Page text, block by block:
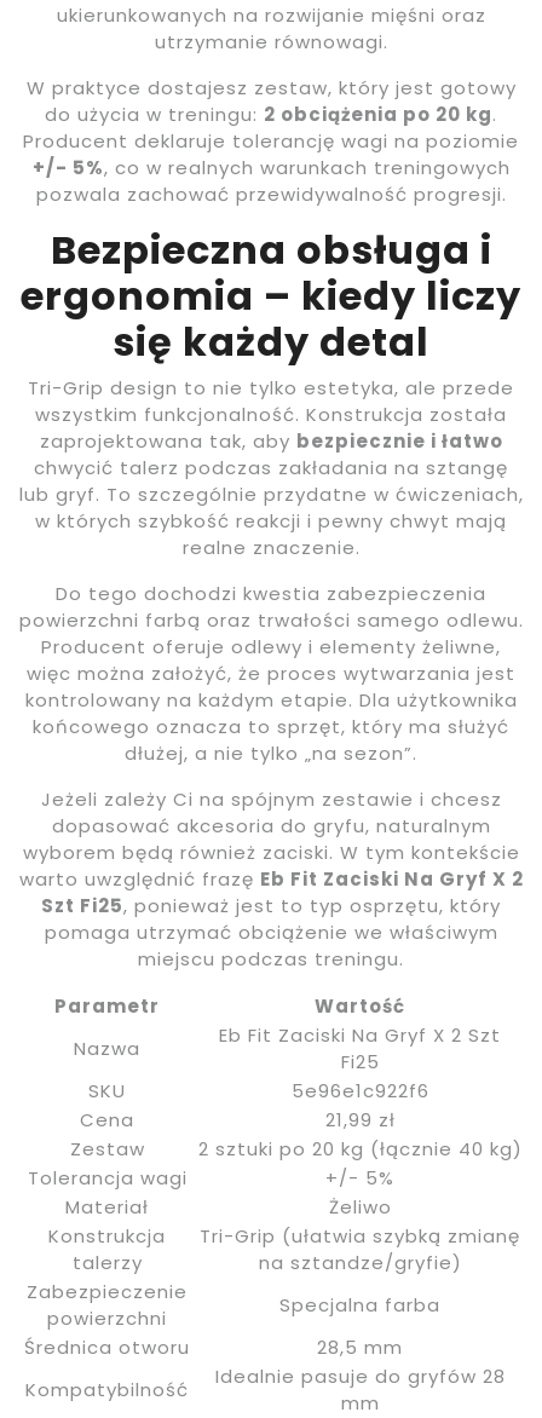
ukierunkowanych na rozwijanie mięśni oraz
utrzymanie równowagi.
W praktyce dostajesz zestaw, który jest gotowy
do użycia w treningu: 2 obciążenia po 20 kg.
Producent deklaruje tolerancję wagi na poziomie
+/- 5%, co w realnych warunkach treningowych
pozwala zachować przewidywalność progresji.
Bezpieczna obsługa i
ergonomia – kiedy liczy
się każdy detal
Tri-Grip design to nie tylko estetyka, ale przede
wszystkim funkcjonalność. Konstrukcja została
zaprojektowana tak, aby bezpiecznie i łatwo
chwycić talerz podczas zakładania na sztangę
lub gryf. To szczególnie przydatne w ćwiczeniach,
w których szybkość reakcji i pewny chwyt mają
realne znaczenie.
Do tego dochodzi kwestia zabezpieczenia
powierzchni farbą oraz trwałości samego odlewu.
Producent oferuje odlewy i elementy żeliwne,
więc można założyć, że proces wytwarzania jest
kontrolowany na każdym etapie. Dla użytkownika
końcowego oznacza to sprzęt, który ma służyć
dłużej, a nie tylko „na sezon”.
Jeżeli zależy Ci na spójnym zestawie i chcesz
dopasować akcesoria do gryfu, naturalnym
wyborem będą również zaciski. W tym kontekście
warto uwzględnić frazę Eb Fit Zaciski Na Gryf X 2
Szt Fi25, ponieważ jest to typ osprzętu, który
pomaga utrzymać obciążenie we właściwym
miejscu podczas treningu.
Parametr
Wartość
Nazwa
Eb Fit Zaciski Na Gryf X 2 Szt
Fi25
SKU
5e96e1c922f6
Cena
21,99 zł
Zestaw
2 sztuki po 20 kg (łącznie 40 kg)
Tolerancja wagi
+/- 5%
Materiał
Żeliwo
Konstrukcja
talerzy
Tri-Grip (ułatwia szybką zmianę
na sztandze/gryfie)
Zabezpieczenie
powierzchni
Specjalna farba
Średnica otworu
28,5 mm
Kompatybilność
Idealnie pasuje do gryfów 28
mm